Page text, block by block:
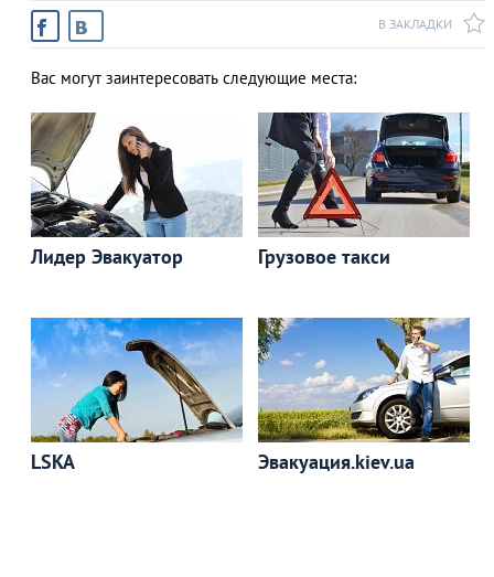
В ЗАКЛАДКИ
Вас могут заинтересовать следующие места:
Лидер Эвакуатор Грузовое такси
LSKA Эвакуация.kiev.ua